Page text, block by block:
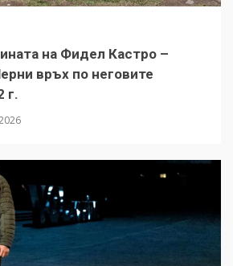
на Фидел Кастро –
връх по неговите
г.